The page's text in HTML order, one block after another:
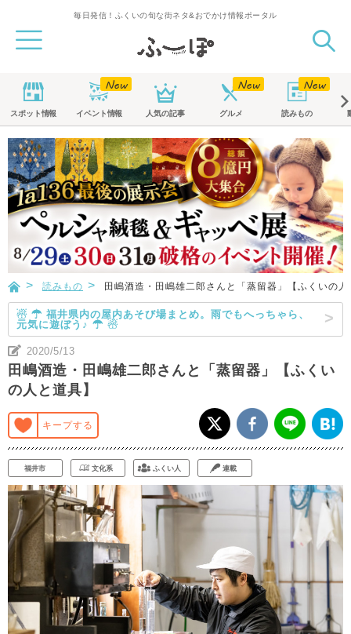
毎日発信！ふくいの旬な街ネタ&おでかけ情報ポータル
スポット情報 イベント情報 人気の記事 グルメ 読みもの
読みもの 田嶋酒造・田嶋雄二郎さんと「蒸留器」【ふくいの
☃ ☂ 福井県内の屋内あそび場まとめ。雨でもへっちゃら、
元気に遊ぼう♪ ☂ ☃
2020/5/13
田嶋酒造・田嶋雄二郎さんと「蒸留器」【ふくい
の人と道具】
キープする
福井市 文化系 ふくい人 連載